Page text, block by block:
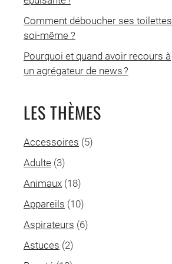
Comment déboucher ses toilettes
soi-même ?
Pourquoi et quand avoir recours à
un agrégateur de news ?
LES THÈMES
Accessoires (5)
Adulte (3)
Animaux (18)
Appareils (10)
Aspirateurs (6)
Astuces (2)